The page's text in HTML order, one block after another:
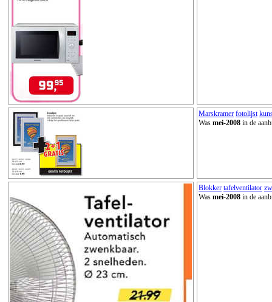
Marskramer fotolijst
Was mei-2008 in de
Blokker tafelventilator
Was mei-2008 in de